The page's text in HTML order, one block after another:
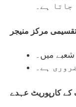
جاتا ہے۔
تقسیمی مرکز منیجر
شعبے میں۔
ہے۔
کے کارپوریٹ عہدے